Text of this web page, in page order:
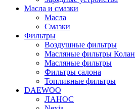
Масла и смазки
Масла
Смазки
Фильтры
Воздушные фильтры
Масляные фильтры Колан
Масляные фильтры
Фильтры салона
Топливные фильтры
DAEWOO
ЛАНОС